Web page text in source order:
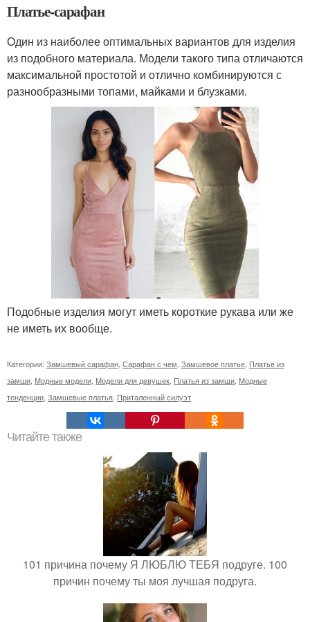
Платье-сарафан
Один из наиболее оптимальных вариантов для изделия
из подобного материала. Модели такого типа отличаются
максимальной простотой и отлично комбинируются с
разнообразными топами, майками и блузками.
Подобные изделия могут иметь короткие рукава или же
не иметь их вообще.
Категории: Замшевый сарафан, Сарафан с чем, Замшевое платье, Платье из
замши, Модные модели, Модели для девушек, Платья из замши, Модные
тенденции, Замшевые платья, Приталенный силуэт
Читайте также
101 причина почему Я ЛЮБЛЮ ТЕБЯ подруге. 100
причин почему ты моя лучшая подруга.